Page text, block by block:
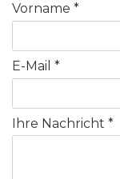
Vorname
E-Mail
Ihre Nachricht